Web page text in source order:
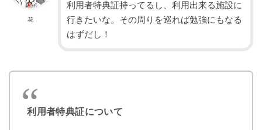
花
利用者特典証持ってるし、利用出来る施設に
行きたいな。その周りを巡れば勉強にもなる
はずだし！
利用者特典証について